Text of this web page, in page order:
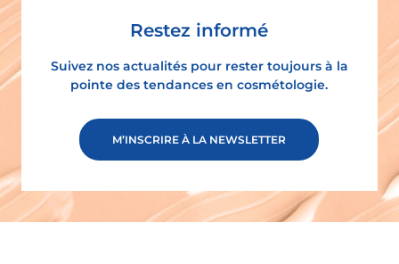
Restez informé
Suivez nos actualités pour rester toujours à la
pointe des tendances en cosmétologie.
M’INSCRIRE À LA NEWSLETTER